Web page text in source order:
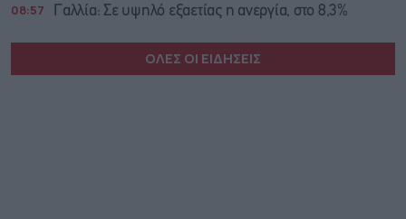
08:57 Γαλλία: Σε υψηλό εξαετίας η ανεργία, στο 8,3%
ΟΛΕΣ ΟΙ ΕΙΔΗΣΕΙΣ